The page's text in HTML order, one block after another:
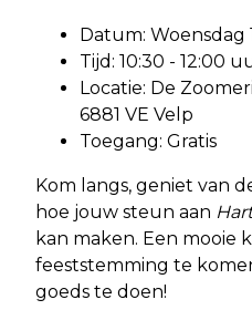
Datum: Woensdag
Tijd: 10:30 - 12:00
Locatie: De
6881 VE Velp
Toegang: Gratis
Kom langs, geniet van
hoe jouw steun aan
kan maken. Een mooie
feeststemming te
goeds te doen!